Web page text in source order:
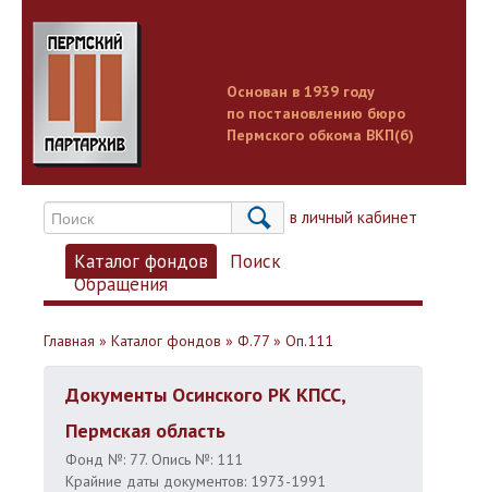
Основан в 1939 году
по постановлению бюро
Пермского обкома ВКП(б)
Вход в личный кабинет
Каталог фондов
Поиск
Обращения
Главная » Каталог фондов » Ф.77 » Оп.111
Документы Осинского РК КПСС,
Пермская область
Фонд №: 77. Опись №: 111
Крайние даты документов: 1973-1991